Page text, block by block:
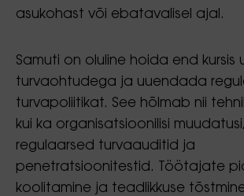
asukohast või ebatavalisel ajal.
Samuti on oluline hoida end kursis
turvaohtudega ja uuendada
turvapoliitikat. See hõlmab nii
kui ka organisatsioonilisi
regulaarsed turvaauditid ja
penetratsioonitestid. Töötajate
koolitamine ja teadlikkuse